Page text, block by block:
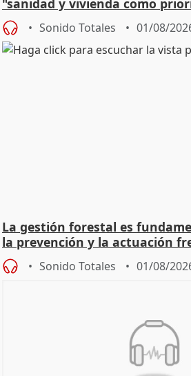
"sanidad y vivienda como
Sonido Totales 01/08/
La gestión forestal es
la prevención y la actuación
Sonido Totales 01/08/